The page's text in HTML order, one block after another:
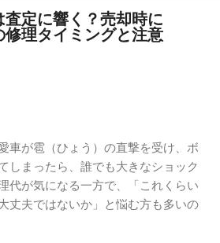
定に響く？売却時に
理タイミングと注意
車が雹（ひょう）の直撃を受け、ボ
しまったら、誰でも大きなショック
代が気になる一方で、「これくらい
丈夫ではないか」と悩む方も多いの